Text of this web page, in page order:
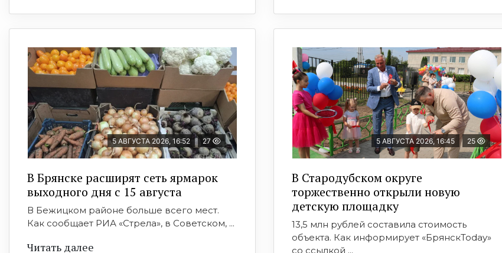
5 АВГУСТА 2026, 16:52 27
В Брянске расширят сеть ярмарок
выходного дня с 15 августа
В Бежицком районе больше всего мест.
Как сообщает РИА «Стрела», в Советском, ...
Читать далее
5 АВГУСТА 2026, 16:45 25
В Стародубском округе
торжественно открыли новую
детскую площадку
13,5 млн рублей составила стоимость
объекта. Как информирует «БрянскToday»
со ссылкой ...